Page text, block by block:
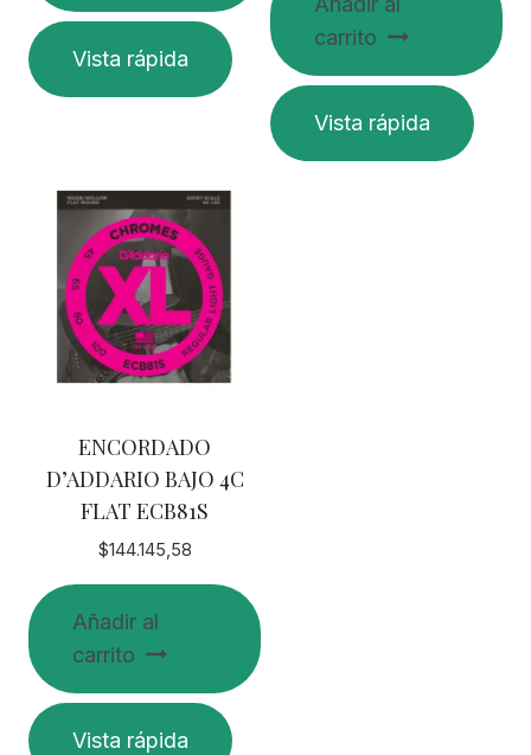
Vista rápida
carrito
Vista rápida
ENCORDADO
D’ADDARIO BAJO 4C
FLAT ECB81S
$144.145,58
Añadir al
carrito
Vista rápida